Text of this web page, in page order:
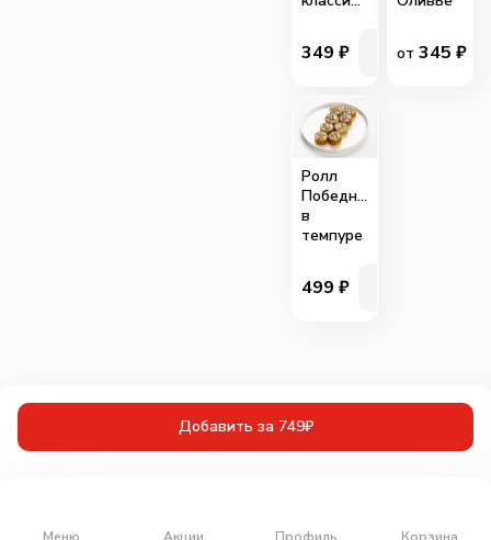
Добавить за 749₽
349 ₽ от 345 ₽
Ролл
Победный
в
темпуре
499 ₽